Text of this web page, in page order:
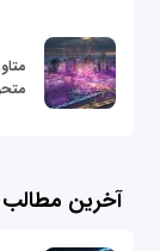
آخرین مطالب